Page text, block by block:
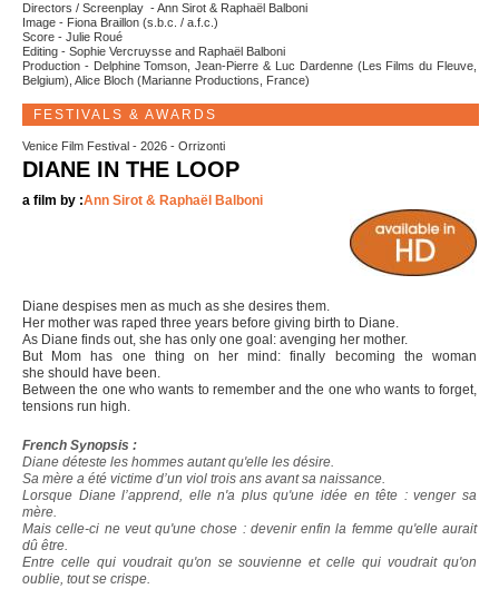
Directors / Screenplay - Ann Sirot & Raphaël Balboni
Image - Fiona Braillon (s.b.c. / a.f.c.)
Score - Julie Roué
Editing - Sophie Vercruysse and Raphaël Balboni
Production - Delphine Tomson, Jean-Pierre & Luc Dardenne (Les Films du Fleuve,
Belgium), Alice Bloch (Marianne Productions, France)
FESTIVALS & AWARDS
Venice Film Festival - 2026 - Orrizonti
DIANE IN THE LOOP
a film by :Ann Sirot & Raphaël Balboni
Diane despises men as much as she desires them.
Her mother was raped three years before giving birth to Diane.
As Diane finds out, she has only one goal: avenging her mother.
But Mom has one thing on her mind: finally becoming the woman
she should have been.
Between the one who wants to remember and the one who wants to forget,
tensions run high.
French Synopsis :
Diane déteste les hommes autant qu'elle les désire.
Sa mère a été victime d’un viol trois ans avant sa naissance.
Lorsque Diane l’apprend, elle n'a plus qu'une idée en tête : venger sa
mère.
Mais celle-ci ne veut qu'une chose : devenir enfin la femme qu'elle aurait
dû être.
Entre celle qui voudrait qu'on se souvienne et celle qui voudrait qu'on
oublie, tout se crispe.